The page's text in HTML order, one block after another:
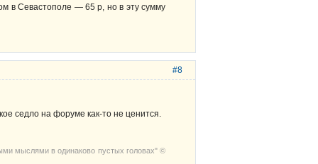
в Севастополе — 65 р, но в эту сумму
#8
седло на форуме как-то не ценится.
мыслями в одинаково пустых головах" ©